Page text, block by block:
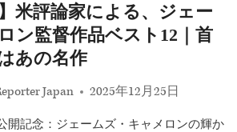
米評論家による、ジェー
ン監督作品ベスト12｜首
あの名作
Japan 2025年12月25日
開記念：ジェームズ・キャメロンの輝か